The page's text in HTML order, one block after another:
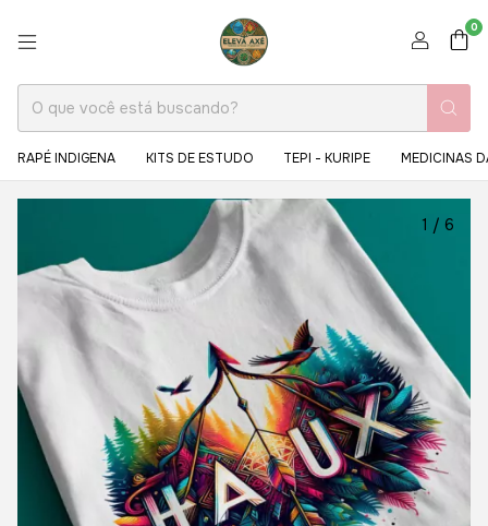
0
RAPÉ INDIGENA KITS DE ESTUDO TEPI - KURIPE MEDICINAS
1 / 6